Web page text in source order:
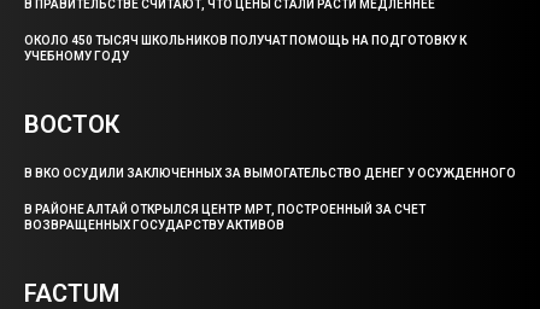
В ПРАВИТЕЛЬСТВЕ СЧИТАЮТ, ЧТО ЦЕНЫ СТАЛИ РАСТИ МЕДЛЕННЕЕ
ОКОЛО 450 ТЫСЯЧ ШКОЛЬНИКОВ ПОЛУЧАТ ПОМОЩЬ НА ПОДГОТОВКУ К
УЧЕБНОМУ ГОДУ
ВОСТОК
В ВКО ОСУДИЛИ ЗАКЛЮЧЕННЫХ ЗА ВЫМОГАТЕЛЬСТВО ДЕНЕГ У ОСУЖДЕННОГО
В РАЙОНЕ АЛТАЙ ОТКРЫЛСЯ ЦЕНТР МРТ, ПОСТРОЕННЫЙ ЗА СЧЕТ
ВОЗВРАЩЕННЫХ ГОСУДАРСТВУ АКТИВОВ
FACTUM